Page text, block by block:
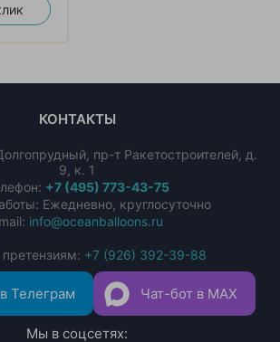
КОНТАКТЫ
, пр-т Ракетостроителей, д.
9, к. 1
+7 (495) 773-43-75
Ежедневно, круглосуточно
info@oceanballoons.ru
+7 (926) 392-39-88
Телеграм Чат-бот в MAX
Мы в соцсетях: